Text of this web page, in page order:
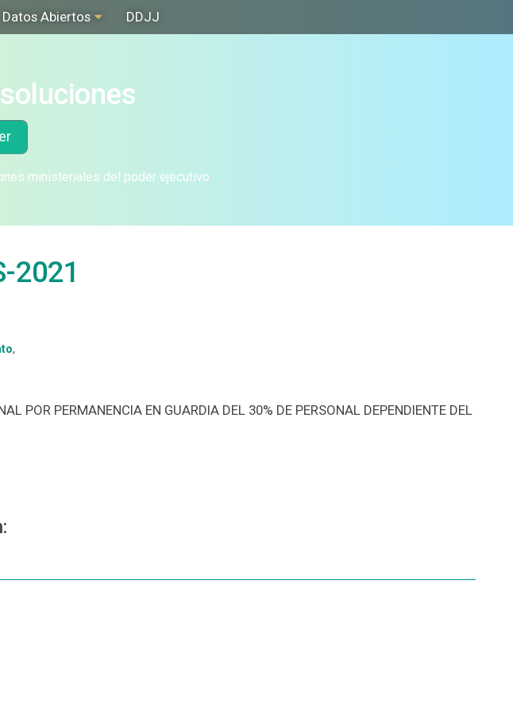
Datos Abiertos DDJJ
ministeriales del poder ejecutivo
2021
,
POR PERMANENCIA EN GUARDIA DEL 30% DE PERSONAL DEPENDIENTE DEL